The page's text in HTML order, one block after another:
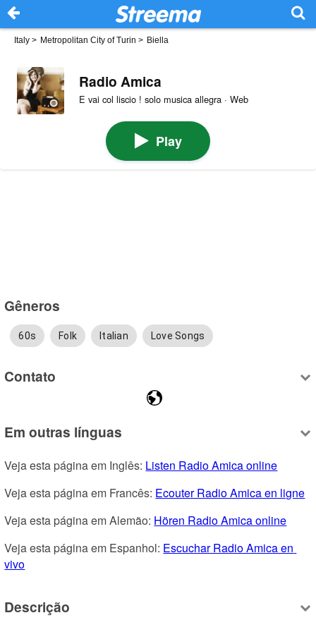
Italy > Metropolitan City of Turin > Biella
Radio Amica
E vai col liscio ! solo musica allegra · Web
Play
Gêneros
60s Folk Italian Love Songs
Contato
Em outras línguas
Veja esta página em Inglês: Listen Radio Amica online
Veja esta página em Francês: Ecouter Radio Amica en ligne
Veja esta página em Alemão: Hören Radio Amica online
Veja esta página em Espanhol: Escuchar Radio Amica en
vivo
Descrição